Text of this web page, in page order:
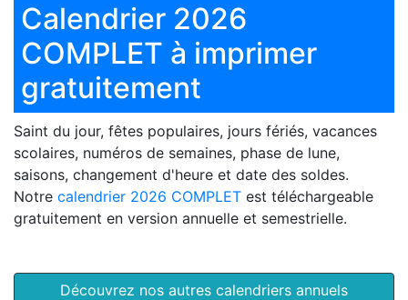
Calendrier 2026
COMPLET à imprimer
gratuitement
Saint du jour, fêtes populaires, jours fériés, vacances
scolaires, numéros de semaines, phase de lune,
saisons, changement d'heure et date des soldes.
Notre calendrier 2026 COMPLET est téléchargeable
gratuitement en version annuelle et semestrielle.
Découvrez nos autres calendriers annuels